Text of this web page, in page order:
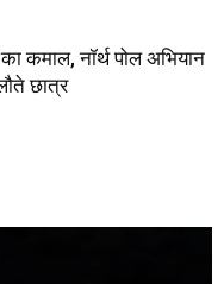
कमाल, नॉर्थ पोल अभियान
छात्र